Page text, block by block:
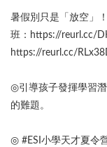
暑假別只是「放空」
班：https://reurl.cc/
https://reurl.cc/
◎引導孩子發揮學習
的難題。
◎ #ESI小學天才夏令